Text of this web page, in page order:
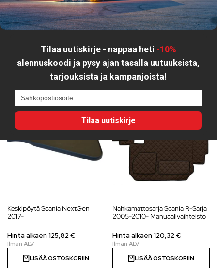
Tutustu myös
Keskipöytä Scania NextGen
2017-
Hinta alkaen 125,82 €
LISÄÄ OSTOSKORIIN
Nahkamattosarja Scania R-Sarja
2005-2010- Manuaalivaihteisto
Hinta alkaen 120,32 €
LISÄÄ OSTOSKORIIN
Tilaa uutiskirje - nappaa heti -10%
alennuskoodi ja pysy ajan tasalla uutuuksista,
tarjouksista ja kampanjoista!
Tilaa uutiskirje